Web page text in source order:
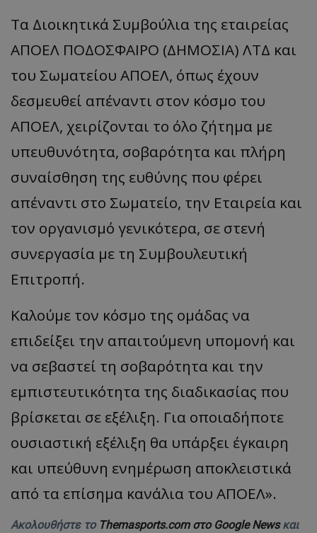
Τα Διοικητικά Συμβούλια της εταιρείας
ΑΠΟΕΛ ΠΟΔΟΣΦΑΙΡΟ (ΔΗΜΟΣΙΑ) ΛΤΔ και
του Σωματείου ΑΠΟΕΛ, όπως έχουν
δεσμευθεί απέναντι στον κόσμο του
ΑΠΟΕΛ, χειρίζονται το όλο ζήτημα με
υπευθυνότητα, σοβαρότητα και πλήρη
συναίσθηση της ευθύνης που φέρει
απέναντι στο Σωματείο, την Εταιρεία και
τον οργανισμό γενικότερα, σε στενή
συνεργασία με τη Συμβουλευτική
Επιτροπή.
Καλούμε τον κόσμο της ομάδας να
επιδείξει την απαιτούμενη υπομονή και
να σεβαστεί τη σοβαρότητα και την
εμπιστευτικότητα της διαδικασίας που
βρίσκεται σε εξέλιξη. Για οποιαδήποτε
ουσιαστική εξέλιξη θα υπάρξει έγκαιρη
και υπεύθυνη ενημέρωση αποκλειστικά
από τα επίσημα κανάλια του ΑΠΟΕΛ».
Ακολουθήστε το Themasports.com στο Google Newsκαι